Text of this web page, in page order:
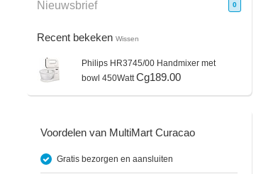
Nieuwsbrief 0
Recent bekeken Wissen
PhilipsHR3745/00 Handmixer met
bowl 450Watt Cg189.00
Voordelen van MultiMart Curacao
Gratis bezorgen en aansluiten